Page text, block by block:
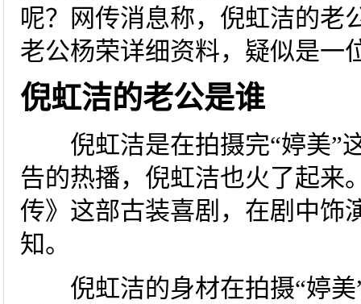
呢？网传消息称，倪虹洁的老
老公杨荣详细资料，疑似是一
倪虹洁的老公是谁
倪虹洁是在拍摄完“婷美”
告的热播，倪虹洁也火了起来
传》这部古装喜剧，在剧中饰
知。
倪虹洁的身材在拍摄“婷美